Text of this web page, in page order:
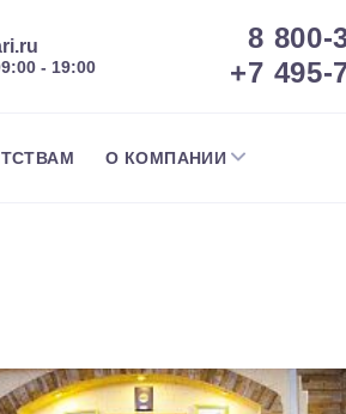
- 19:00
8 800-
+7 495-
О КОМПАНИИ